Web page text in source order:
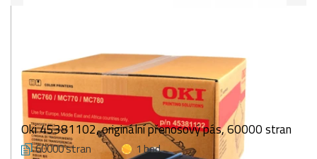
Oki 45381102, originální přenosový pás, 60000 stran
60000 stran
1 bod